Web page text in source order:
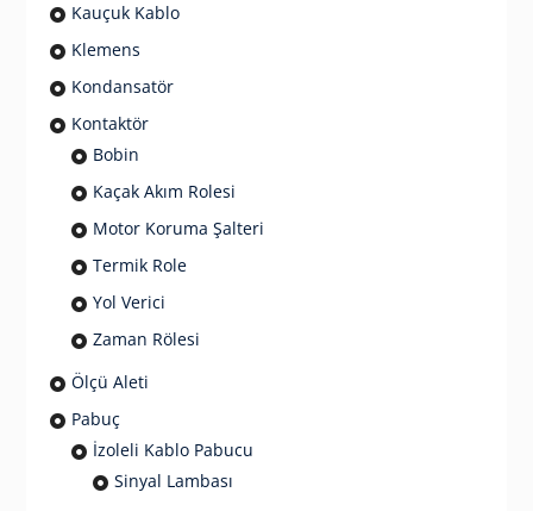
Kauçuk Kablo
Klemens
Kondansatör
Kontaktör
Bobin
Kaçak Akım Rolesi
Motor Koruma Şalteri
Termik Role
Yol Verici
Zaman Rölesi
Ölçü Aleti
Pabuç
İzoleli Kablo Pabucu
Sinyal Lambası